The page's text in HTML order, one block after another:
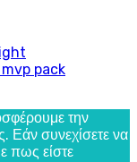
pack
την
Εάν συνεχίσετε να
πως είστε